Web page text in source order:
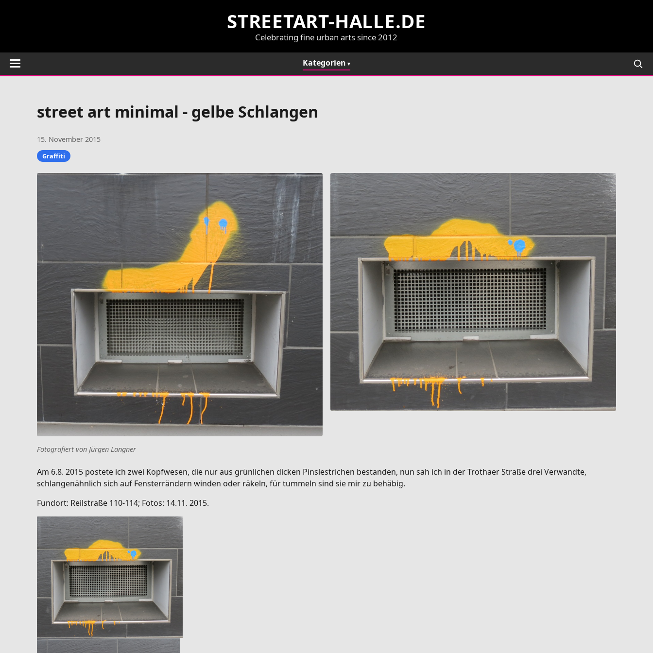
STREETART-HALLE.DE
Celebrating fine urban arts since 2012
Kategorien
street art minimal - gelbe Schlangen
15. November 2015
Graffiti
Fotografiert von Jürgen Langner
Am 6.8. 2015 postete ich zwei Kopfwesen, die nur aus grünlichen dicken Pinslestrichen bestanden, nun sah ich in der Trothaer Straße drei Verwandte,
schlangenähnlich sich auf Fensterrändern winden oder räkeln, für tummeln sind sie mir zu behäbig.
Fundort: Reilstraße 110-114; Fotos: 14.11. 2015.